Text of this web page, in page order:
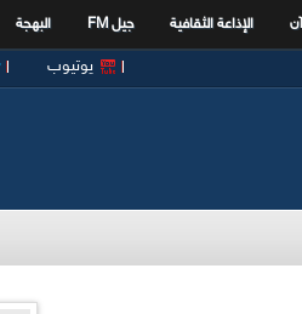
الإذاعة الثقافية جيل FM البهجة
يوتيوب